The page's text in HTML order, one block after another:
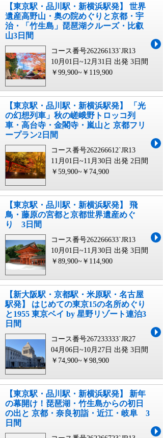
【東京駅・品川駅・新横浜駅発】 世界
遺産高野山・奥の院めぐりと京都・宇
治・「竹生島」琵琶湖クルーズ・比叡
山3日間
コース番号262266133`JR13
10月01日~12月31日 出発 3日間
￥99,900~￥119,900
【東京駅・品川駅・新横浜駅発】 「光
の幻想列車」秋の嵯峨野トロッコ列
車・高台寺・金閣寺・嵐山と 京都フリ
ープラン2日間
コース番号262266612`JR13
11月01日~11月30日 出発 2日間
￥59,900~￥74,900
【東京駅・品川駅・新横浜駅発】 飛
鳥・藤原の宮都と京都世界遺産めぐ
り 3日間
コース番号262266633`JR13
10月01日~11月30日 出発 3日間
￥89,900~￥114,900
【新大阪駅・京都駅・米原駅・名古屋
駅発】 はじめての東京15の名所めぐり
と1955 東京ベイ by 星野リゾート連泊3
日間
コース番号267233333`JR27
04月06日~10月27日 出発 3日間
￥74,900~￥98,900
【東京駅・品川駅・新横浜駅発】 新年
の幕開け！琵琶湖・竹生島からの初日
の出と 京都・奈良初詣・近江・岐阜 3
日間